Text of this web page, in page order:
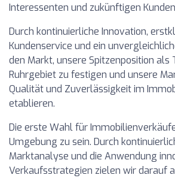
Interessenten und zukünftigen
Durch kontinuierliche Innovation,
Kundenservice und ein
den Markt, unsere Spitzenposition als
Ruhrgebiet zu festigen und unsere
Qualität und Zuverlässigkeit im
etablieren.
Die erste Wahl für
Umgebung zu sein. Durch
Marktanalyse und die Anwendung
Verkaufsstrategien zielen wir darauf